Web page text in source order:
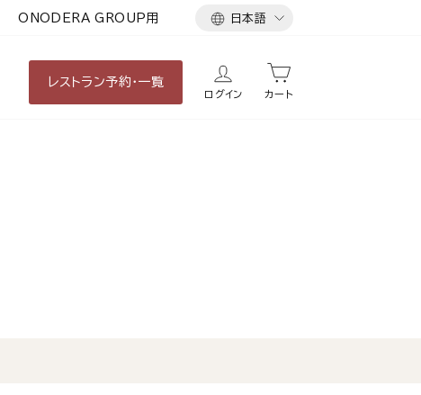
ONODERA GROUP用
言
日本語
レストラン予約・一覧
ログイン カート